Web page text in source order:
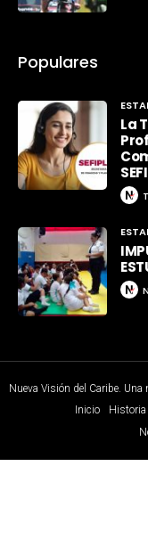
Populares
La
Nueva Visión del Caribe. Una
Inicio
Historia